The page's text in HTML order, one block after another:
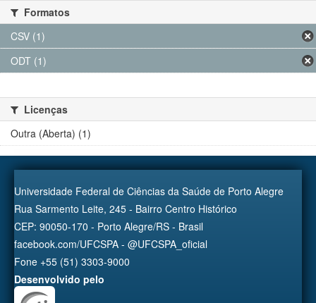
Formatos
CSV (1)
ODT (1)
Licenças
Outra (Aberta) (1)
Universidade Federal de Ciências da Saúde de Porto Alegre
Rua Sarmento Leite, 245 - Bairro Centro Histórico
CEP: 90050-170 - Porto Alegre/RS - Brasil
facebook.com/UFCSPA - @UFCSPA_oficial
Fone +55 (51) 3303-9000
Desenvolvido pelo